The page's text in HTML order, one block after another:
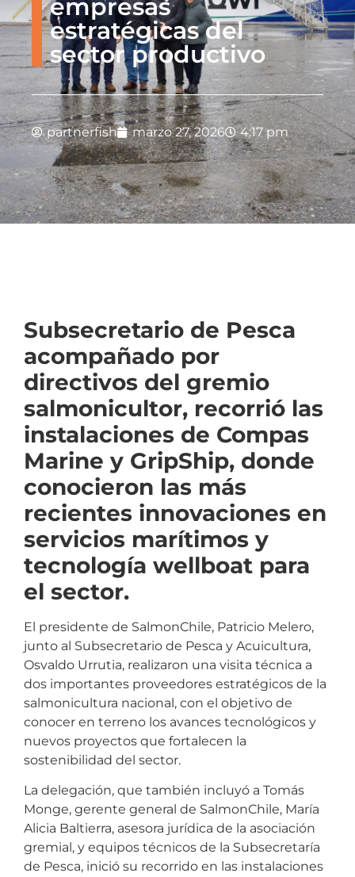
empresas
estratégicas del
sector productivo
partnerfish marzo 27, 2026 4:17 pm
Subsecretario de Pesca
acompañado por
directivos del gremio
salmonicultor, recorrió las
instalaciones de Compas
Marine y GripShip, donde
conocieron las más
recientes innovaciones en
servicios marítimos y
tecnología wellboat para
el sector.
El presidente de SalmonChile, Patricio Melero,
junto al Subsecretario de Pesca y Acuicultura,
Osvaldo Urrutia, realizaron una visita técnica a
dos importantes proveedores estratégicos de la
salmonicultura nacional, con el objetivo de
conocer en terreno los avances tecnológicos y
nuevos proyectos que fortalecen la
sostenibilidad del sector.
La delegación, que también incluyó a Tomás
Monge, gerente general de SalmonChile, María
Alicia Baltierra, asesora jurídica de la asociación
gremial, y equipos técnicos de la Subsecretaría
de Pesca, inició su recorrido en las instalaciones